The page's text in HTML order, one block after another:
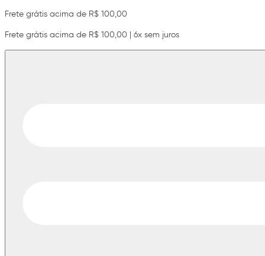
Frete grátis acima de R$ 100,00
Frete grátis acima de R$ 100,00 | 6x sem juros